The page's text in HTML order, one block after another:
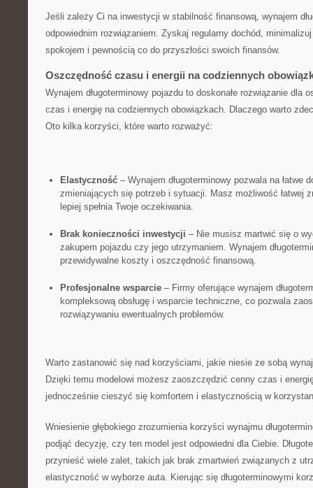
Jeśli zależy Ci na⁢ inwestycji w ⁤stabilność finansową, wynajem
odpowiednim rozwiązaniem. Zyskaj regularny dochód,​
spokojem i pewnością co do przyszłości swoich finansów.
Oszczędność czasu i energii na ⁢codziennych
Wynajem długoterminowy pojazdu to⁣ doskonałe ⁢rozwiązanie​ dla
⁢czas i energię na codziennych obowiązkach. Dlaczego warto
Oto ⁣kilka korzyści, które warto ​rozważyć:
Elastyczność– Wynajem długoterminowy ​pozwala na łatwe
zmieniających się potrzeb i sytuacji. Masz ‍możliwość łatwej⁣
lepiej spełnia Twoje oczekiwania.
Brak⁤ konieczności inwestycji – Nie musisz martwić⁢ się o‍
zakupem pojazdu czy jego utrzymaniem. Wynajem
przewidywalne koszty i⁣ oszczędność finansową.
Profesjonalne wsparcie– Firmy oferujące wynajem
kompleksową obsługę i wsparcie techniczne, co ⁢pozwala
rozwiązywaniu ewentualnych problemów.
Warto zastanowić się nad korzyściami, jakie ⁢niesie ze sobą
Dzięki temu modelowi możesz zaoszczędzić cenny czas i
jednocześnie cieszyć się komfortem i elastycznością⁣ w
Wniesienie głębokiego zrozumienia korzyści wynajmu
podjąć decyzję, czy ten ‌model jest odpowiedni dla Ciebie.
przynieść wiele zalet, takich jak brak zmartwień związanych z
elastyczność w wyborze auta. Kierując się długoterminowymi